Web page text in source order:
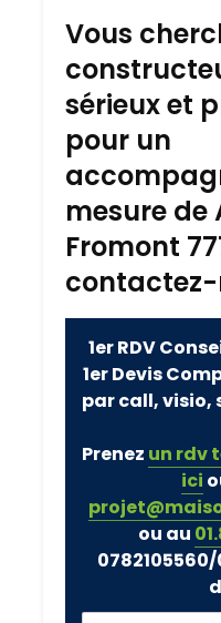
Vous
sérieux et
pour un
mesure de
Fromont
contactez-
1er RDV
1er Devis
par call, visio,
Prenez un rdv
ici
ou au